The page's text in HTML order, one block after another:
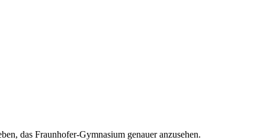
das Fraunhofer-Gymnasium genauer anzusehen.